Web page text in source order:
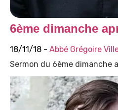
6ème dimanche
18/11/18 - Abbé Grégoire
Sermon du 6ème dimanche